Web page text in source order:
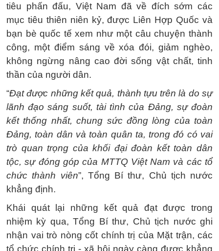
tiêu phấn đấu, Việt Nam đã về đích sớm các
mục tiêu thiên niên kỷ, được Liên Hợp Quốc và
bạn bè quốc tế xem như một câu chuyện thành
công, một điểm sáng về xóa đói, giảm nghèo,
không ngừng nâng cao đời sống vật chất, tinh
thần của người dân.
“Đạt được những kết quả, thành tựu trên là do sự
lãnh đạo sáng suốt, tài tình của Đảng, sự đoàn
kết thống nhất, chung sức đồng lòng của toàn
Đảng, toàn dân và toàn quân ta, trong đó có vai
trò quan trọng của khối đại đoàn kết toàn dân
tộc, sự đóng góp của MTTQ Việt Nam và các tổ
chức thành viên”, Tổng Bí thư, Chủ tịch nước
khẳng định.
Khái quát lại những kết quả đạt được trong
nhiệm kỳ qua, Tổng Bí thư, Chủ tịch nước ghi
nhận vai trò nòng cốt chính trị của Mặt trận, các
tổ chức chính trị - xã hội ngày càng được khẳng